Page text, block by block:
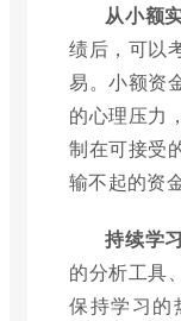
从小额
绩后，可以
易。小额资
的心理压力
制在可接受
输不起的资金
持续学
的分析工具
保持学习的